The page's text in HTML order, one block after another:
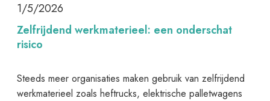
1/5/2026
Zelfrijdend werkmaterieel: een onderschat
risico
Steeds meer organisaties maken gebruik van zelfrijdend
werkmaterieel zoals heftrucks, elektrische palletwagens